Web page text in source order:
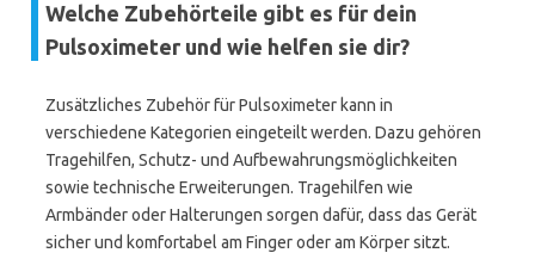
Welche Zubehörteile gibt es für dein
Pulsoximeter und wie helfen sie dir?
Zusätzliches Zubehör für Pulsoximeter kann in
verschiedene Kategorien eingeteilt werden. Dazu gehören
Tragehilfen, Schutz- und Aufbewahrungsmöglichkeiten
sowie technische Erweiterungen. Tragehilfen wie
Armbänder oder Halterungen sorgen dafür, dass das Gerät
sicher und komfortabel am Finger oder am Körper sitzt.